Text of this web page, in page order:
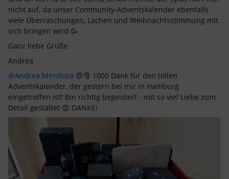
nicht auf, da unser Community-Adventskalender ebenfalls
viele Überraschungen, Lachen und Weihnachtsstimmung mit
sich bringen wird 🥳
Ganz liebe Grüße
Andrea
@Andrea Mendoza 😍🎅 1000 Dank für den tollen
Adventskalender, der gestern bei mir in Hamburg
eingetroffen ist! Bin richtig begeistert - mit so viel Liebe zum
Detail gestaltet 😊 DANKE!